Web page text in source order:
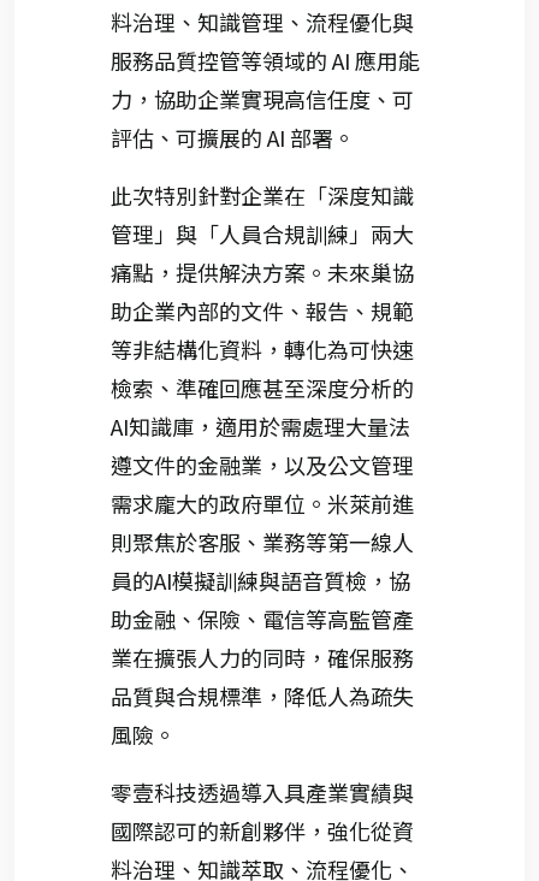
料治理、知識管理、流程優化與
服務品質控管等領域的 AI 應用能
力，協助企業實現高信任度、可
評估、可擴展的 AI 部署。
此次特別針對企業在「深度知識
管理」與「人員合規訓練」兩大
痛點，提供解決方案。未來巢協
助企業內部的文件、報告、規範
等非結構化資料，轉化為可快速
檢索、準確回應甚至深度分析的
AI知識庫，適用於需處理大量法
遵文件的金融業，以及公文管理
需求龐大的政府單位。米萊前進
則聚焦於客服、業務等第一線人
員的AI模擬訓練與語音質檢，協
助金融、保險、電信等高監管產
業在擴張人力的同時，確保服務
品質與合規標準，降低人為疏失
風險。
零壹科技透過導入具產業實績與
國際認可的新創夥伴，強化從資
料治理、知識萃取、流程優化、